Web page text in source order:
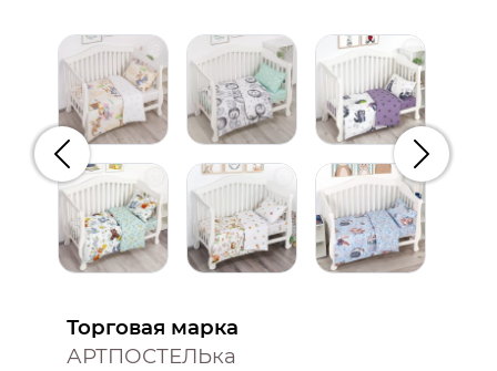
Предыдущий
Торговая марка
АРТПОСТЕЛЬка